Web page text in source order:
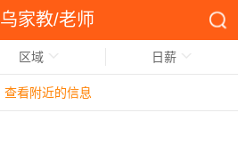
家教/老师
区域 日薪
查看附近的信息